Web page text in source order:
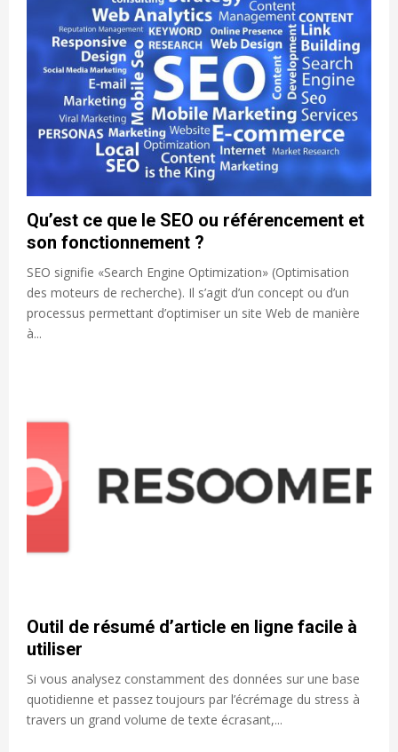
Qu’est ce que le SEO ou référencement et
son fonctionnement ?
SEO signifie «Search Engine Optimization» (Optimisation
des moteurs de recherche). Il s’agit d’un concept ou d’un
processus permettant d’optimiser un site Web de manière
à...
Outil de résumé d’article en ligne facile à
utiliser
Si vous analysez constamment des données sur une base
quotidienne et passez toujours par l’écrémage du stress à
travers un grand volume de texte écrasant,...